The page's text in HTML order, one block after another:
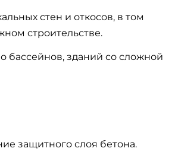
стен и откосов, в том
строительстве.
бассейнов, зданий со сложной
защитного слоя бетона.